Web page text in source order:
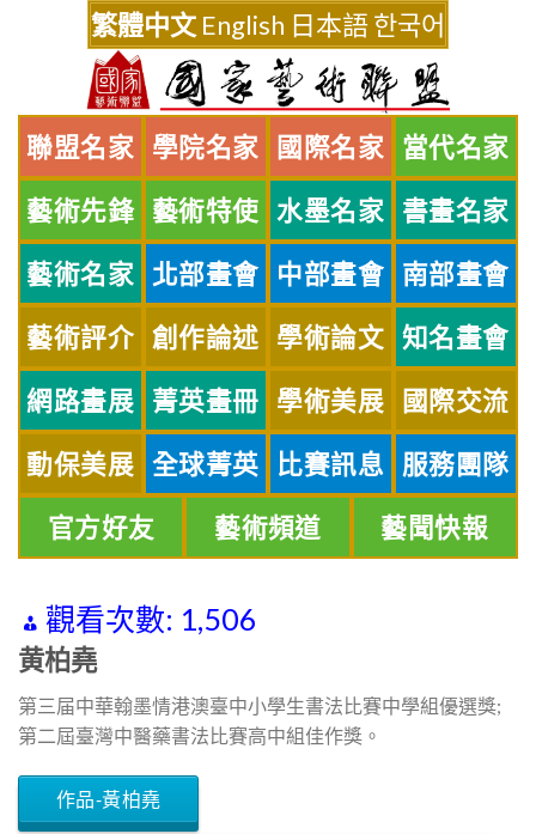
繁體中文 English 日本語한국어
聯盟名家 學院名家 國際名家 當代名家
藝術先鋒 藝術特使 水墨名家 書畫名家
藝術名家 北部畫會 中部畫會 南部畫會
藝術評介 創作論述 學術論文 知名畫會
網路畫展 菁英畫冊 學術美展 國際交流
動保美展 全球菁英 比賽訊息 服務團隊
官方好友 藝術頻道 藝聞快報
觀看次數: 1,506
黄柏堯
第三届中華翰墨情港澳臺中小學生書法比賽中學組優選獎;
第二屆臺灣中醫藥書法比賽高中組佳作獎。
作品-黃柏堯